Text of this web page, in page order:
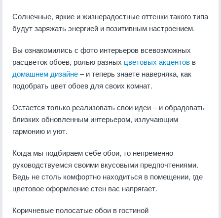
Солнечные, яркие и жизнерадостные оттенки такого типа
будут заряжать энергией и позитивным настроением.
Вы ознакомились с фото интерьеров всевозможных
расцветок обоев, ролью разных цветовых акцентов в
домашнем дизайне– и теперь знаете наверняка, как
подобрать цвет обоев для своих комнат.
Остается только реализовать свои идеи – и обрадовать
близких обновленным интерьером, излучающим
гармонию и уют.
Когда мы подбираем себе обои, то непременно
руководствуемся своими вкусовыми предпочтениями.
Ведь не столь комфортно находиться в помещении, где
цветовое оформление стен вас напрягает.
Коричневые полосатые обои в гостиной